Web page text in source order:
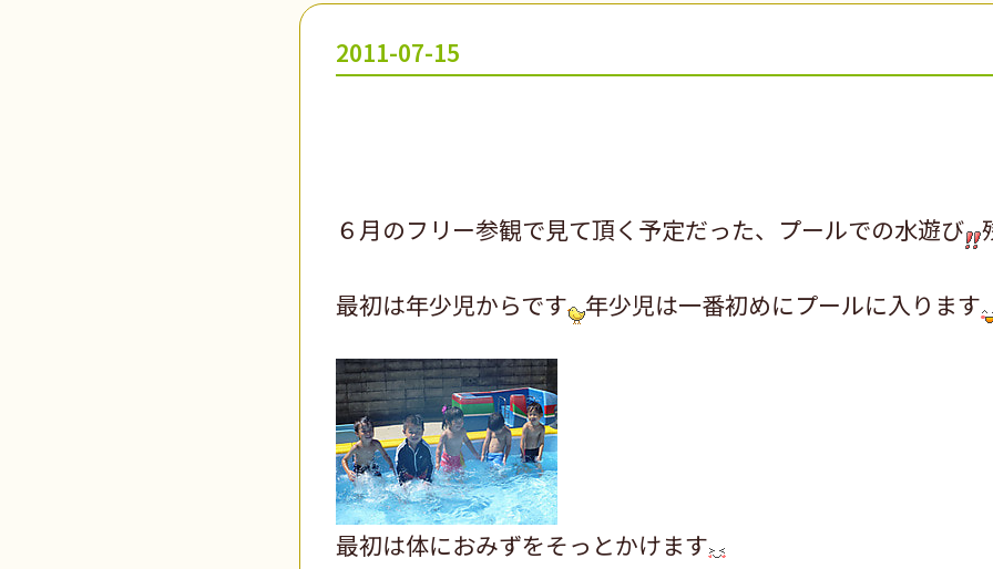
2011-07-15
６月のフリー参観で見て頂く予定だった、プールでの水遊び
最初は年少児からです 年少児は一番初めにプールに入ります
最初は体におみずをそっとかけます